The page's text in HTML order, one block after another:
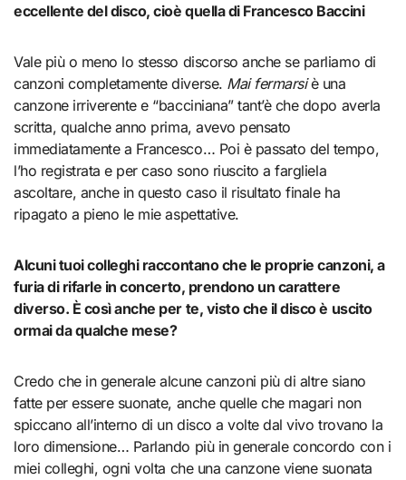
eccellente del disco, cioè quella di Francesco Baccini
Vale più o meno lo stesso discorso anche se parliamo di
canzoni completamente diverse. Mai fermarsiè una
canzone irriverente e “bacciniana” tant’è che dopo averla
scritta, qualche anno prima, avevo pensato
immediatamente a Francesco… Poi è passato del tempo,
l’ho registrata e per caso sono riuscito a fargliela
ascoltare, anche in questo caso il risultato finale ha
ripagato a pieno le mie aspettative.
Alcuni tuoi colleghi raccontano che le proprie canzoni, a
furia di rifarle in concerto, prendono un carattere
diverso. È così anche per te, visto che il disco è uscito
ormai da qualche mese?
Credo che in generale alcune canzoni più di altre siano
fatte per essere suonate, anche quelle che magari non
spiccano all’interno di un disco a volte dal vivo trovano la
loro dimensione… Parlando più in generale concordo con i
miei colleghi, ogni volta che una canzone viene suonata